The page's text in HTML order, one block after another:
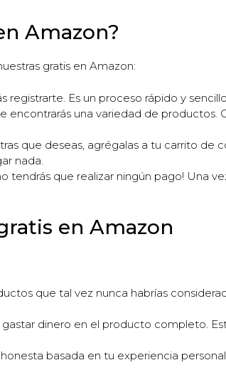
Amazon?
gratis en Amazon:
Es un proceso rápido y
encontrarás una variedad de productos.
que deseas, agrégalas a tu carrito de
nada.
tendrás que realizar ningún pago! Una
en Amazon
que tal vez nunca habrías
dinero en el producto completo.
basada en tu experiencia